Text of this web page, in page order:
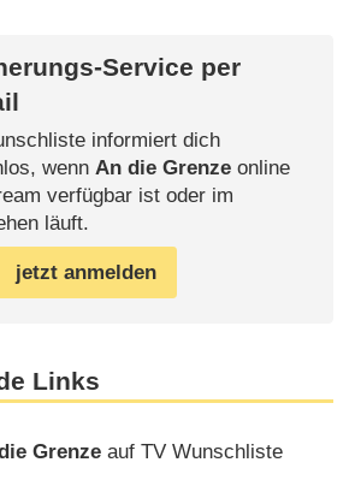
Service per
informiert dich
wenn An die Grenzeonline
verfügbar ist oder im
läuft.
jetzt anmelden
Links
Grenze auf TV Wunschliste